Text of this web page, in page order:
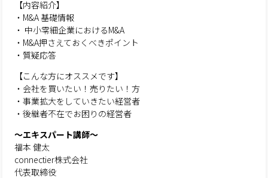
【内容紹介】
・M&A 基礎情報
・ 中小零細企業におけるM&A
・M&A押さえておくべきポイント
・質疑応答
【こんな方にオススメです】
・会社を買いたい！売りたい！方
・事業拡大をしていきたい経営者
・後継者不在でお困りの経営者
〜エキスパート講師〜
福本 健太
connectier株式会社
代表取締役